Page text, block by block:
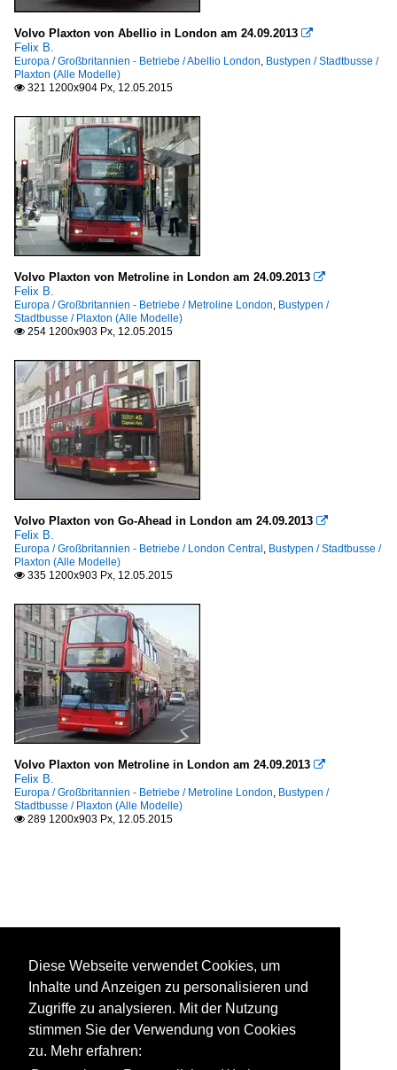
Volvo Plaxton von Abellio in London am 24.09.2013 
Felix B.
Europa / Großbritannien - Betriebe / Abellio London, Bustypen / Stadtbusse /
Plaxton (Alle Modelle)
 321 1200x904 Px, 12.05.2015
Volvo Plaxton von Metroline in London am 24.09.2013 
Felix B.
Europa / Großbritannien - Betriebe / Metroline London, Bustypen /
Stadtbusse / Plaxton (Alle Modelle)
 254 1200x903 Px, 12.05.2015
Volvo Plaxton von Go-Ahead in London am 24.09.2013 
Felix B.
Europa / Großbritannien - Betriebe / London Central , Bustypen / Stadtbusse /
Plaxton (Alle Modelle)
 335 1200x903 Px, 12.05.2015
Volvo Plaxton von Metroline in London am 24.09.2013 
Felix B.
Europa / Großbritannien - Betriebe / Metroline London, Bustypen /
Stadtbusse / Plaxton (Alle Modelle)
 289 1200x903 Px, 12.05.2015
Diese Webseite verwendet Cookies, um
Inhalte und Anzeigen zu personalisieren und
Zugriffe zu analysieren. Mit der Nutzung
stimmen Sie der Verwendung von Cookies
zu. Mehr erfahren: